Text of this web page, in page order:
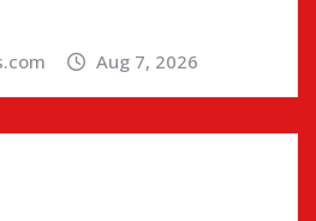
Aug 7, 2026